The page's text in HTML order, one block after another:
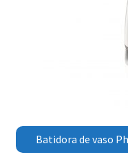
Batidora de vaso